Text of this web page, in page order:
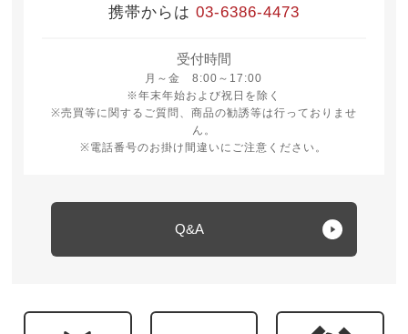
携帯からは 03-6386-4473
受付時間
月～金 8:00～17:00
月曜日から金曜日 8時から17時
※年末年始および祝日を除く
※売買等に関するご質問、商品の勧誘等は行っておりませ
ん。
※電話番号のお掛け間違いにご注意ください。
Q&A